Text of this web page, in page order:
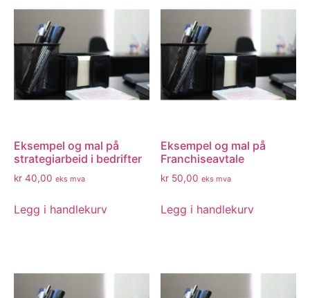
Eksempel og mal på
strategiarbeid i bedrifter
kr 40,00 eks mva
Legg i handlekurv
Eksempel og mal på
Franchiseavtale
kr 50,00 eks mva
Legg i handlekurv